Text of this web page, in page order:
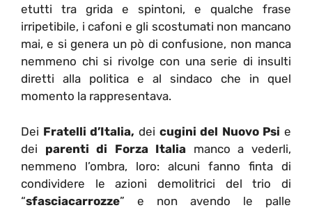
etutti tra grida e spintoni, e qualche frase
irripetibile, i cafoni e gli scostumati non mancano
mai, e si genera un pò di confusione, non manca
nemmeno chi si rivolge con una serie di insulti
diretti alla politica e al sindaco che in quel
momento la rappresentava.
Dei Fratelli d’Italia, dei cugini del Nuovo Psi e
dei parenti di Forza Italia manco a vederli,
nemmeno l’ombra, loro: alcuni fanno finta di
condividere le azioni demolitrici del trio di
“sfasciacarrozze” e non avendo le palle